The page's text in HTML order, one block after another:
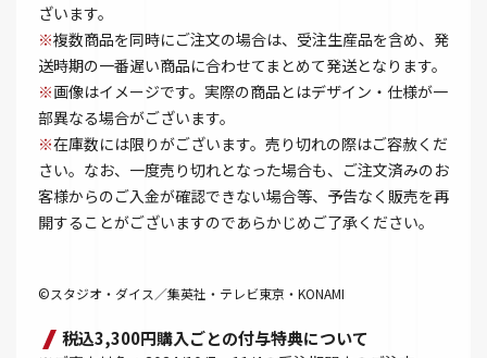
ざいます。
※複数商品を同時にご注文の場合は、受注生産品を含め、発
送時期の一番遅い商品に合わせてまとめて発送となります。
※画像はイメージです。実際の商品とはデザイン・仕様が一
部異なる場合がございます。
※在庫数には限りがございます。売り切れの際はご容赦くだ
さい。なお、一度売り切れとなった場合も、ご注文済みのお
客様からのご入金が確認できない場合等、予告なく販売を再
開することがございますのであらかじめご了承ください。
©スタジオ・ダイス／集英社・テレビ東京・KONAMI
税込3,300円購入ごとの付与特典について